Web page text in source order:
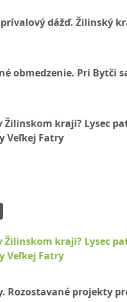
dážď. Žilinský
obmedzenie. Pri Bytči
Žilinskom kraji? Lysec
Veľkej Fatry
Žilinskom kraji? Lysec
Veľkej Fatry
Rozostavané projekty